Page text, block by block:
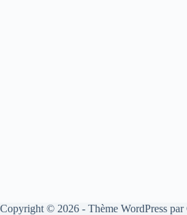
Copyright © 2026 - Thème WordPress par